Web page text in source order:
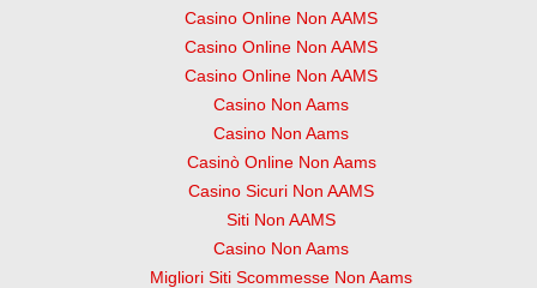
Casino Online Non AAMS
Casino Online Non AAMS
Casino Online Non AAMS
Casino Non Aams
Casino Non Aams
Casinò Online Non Aams
Casino Sicuri Non AAMS
Siti Non AAMS
Casino Non Aams
Migliori Siti Scommesse Non Aams